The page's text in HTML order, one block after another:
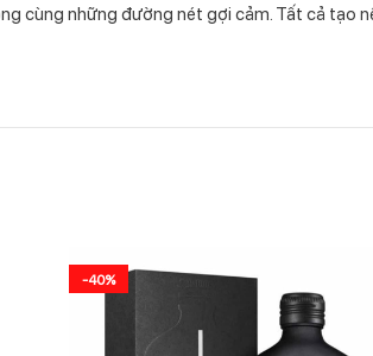
cùng những đường nét gợi cảm. Tất cả tạo
-40%